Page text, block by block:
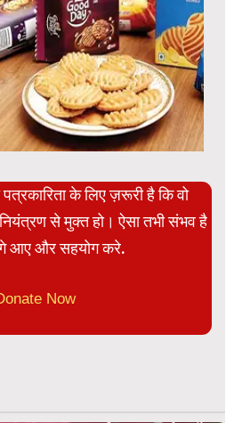
के लिए ज़रूरी है कि वो
से मुक्त हो। ऐसा तभी संभव है
आए और सहयोग करे.
Now